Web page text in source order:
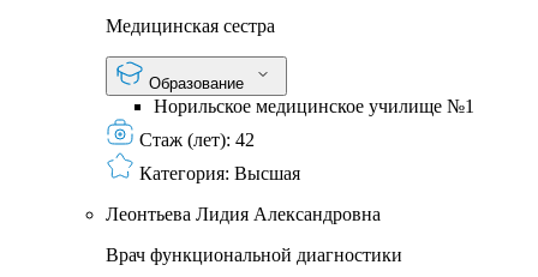
Медицинская сестра
Образование
Норильское медицинское училище №1
Стаж (лет): 42
Категория: Высшая
Леонтьева Лидия Александровна
Врач функциональной диагностики